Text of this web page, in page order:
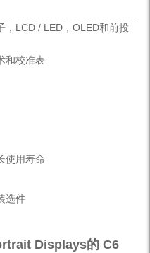
，LCD / LED，OLED和前投
和校准表
使用寿命
选件
Displays的 C6